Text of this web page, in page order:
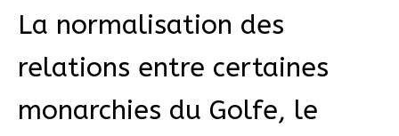
La normalisation des
relations entre certaines
monarchies du Golfe, le